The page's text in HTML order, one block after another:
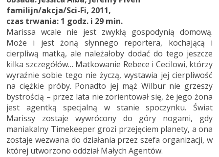
familijn/akcja/Sci-Fi, 2011,
czas trwania: 1 godz. i 29 min.
Marissa wcale nie jest zwykłą gospodynią domową.
Może i jest żoną słynnego reportera, kochającą i
cierpliwą matką, ale należałoby dodać do tego jeszcze
kilka szczegółów… Matkowanie Rebece i Cecilowi, którzy
wyraźnie sobie tego nie życzą, wystawia jej cierpliwość
na ciężkie próby. Ponadto jej mąż Wilbur nie grzeszy
bystrością – przez lata nie zorientował się, że jego żona
jest agentką specjalną w stanie spoczynku. Świat
Marissy zostaje wywrócony do góry nogami, gdy
maniakalny Timekeeper grozi przejęciem planety, a ona
zostaje wezwana do działania przez szefa organizacji, w
której utworzono oddział Małych Agentów.